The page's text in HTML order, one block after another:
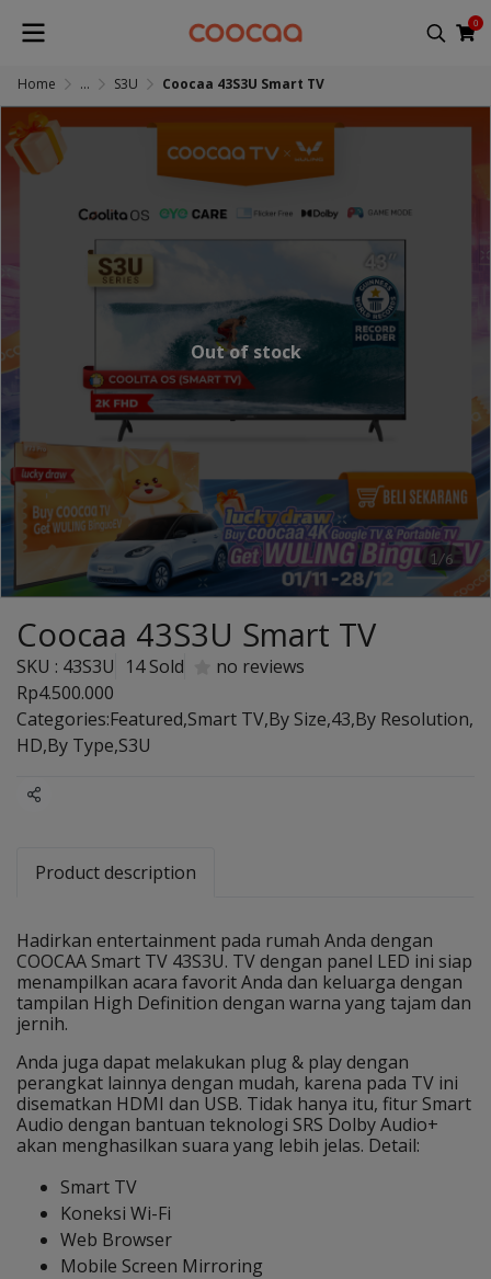
0
Home ... S3U Coocaa 43S3U Smart TV
1/6
Out of stock
Coocaa 43S3U Smart TV
SKU : 43S3U 14 Sold
no reviews
Rp4.500.000
Categories:Featured,Smart TV,By Size,43,By Resolution,
HD,By Type,S3U
Share
Product description
Hadirkan entertainment pada rumah Anda dengan
COOCAA Smart TV 43S3U. TV dengan panel LED ini siap
menampilkan acara favorit Anda dan keluarga dengan
tampilan High Definition dengan warna yang tajam dan
jernih.
Anda juga dapat melakukan plug & play dengan
perangkat lainnya dengan mudah, karena pada TV ini
disematkan HDMI dan USB. Tidak hanya itu, fitur Smart
Audio dengan bantuan teknologi SRS Dolby Audio+
akan menghasilkan suara yang lebih jelas. Detail:
Smart TV
Koneksi Wi-Fi
Web Browser
Mobile Screen Mirroring